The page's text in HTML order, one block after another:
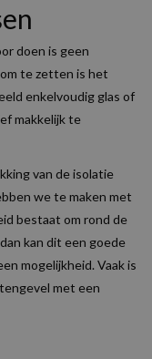
doen is geen
te zetten is het
enkelvoudig glas of
makkelijk te
van de isolatie
we te maken met
bestaat om rond de
kan dit een goede
mogelijkheid. Vaak is
met een